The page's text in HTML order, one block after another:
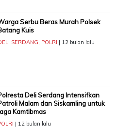
Serbu Beras Murah Polsek
Kuis
SERDANG, POLRI | 12 bulan lalu
Deli Serdang Intensifkan
Malam dan Siskamling untuk
Kamtibmas
| 12 bulan lalu